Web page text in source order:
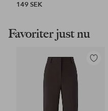
149 SEK
Favoriter just nu
Lägg